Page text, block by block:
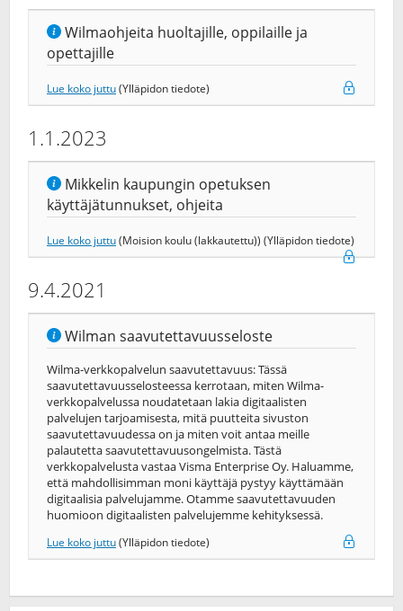
Wilmaohjeita huoltajille, oppilaille ja
opettajille
Lue koko juttu(Ylläpidon tiedote)
1.1.2023
Mikkelin kaupungin opetuksen
käyttäjätunnukset, ohjeita
Lue koko juttu(Moision koulu (lakkautettu)) (Ylläpidon tiedote)
9.4.2021
Wilman saavutettavuusseloste
Wilma-verkkopalvelun saavutettavuus: Tässä
saavutettavuusselosteessa kerrotaan, miten Wilma-
verkkopalvelussa noudatetaan lakia digitaalisten
palvelujen tarjoamisesta, mitä puutteita sivuston
saavutettavuudessa on ja miten voit antaa meille
palautetta saavutettavuusongelmista. Tästä
verkkopalvelusta vastaa Visma Enterprise Oy. Haluamme,
että mahdollisimman moni käyttäjä pystyy käyttämään
digitaalisia palvelujamme. Otamme saavutettavuuden
huomioon digitaalisten palvelujemme kehityksessä.
Lue koko juttu(Ylläpidon tiedote)